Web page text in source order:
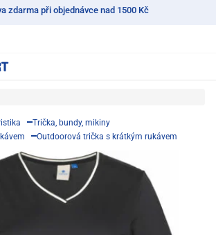
zdarma při objednávce nad 1500 Kč
Trička, bundy, mikiny
Outdoorová trička s krátkým rukávem